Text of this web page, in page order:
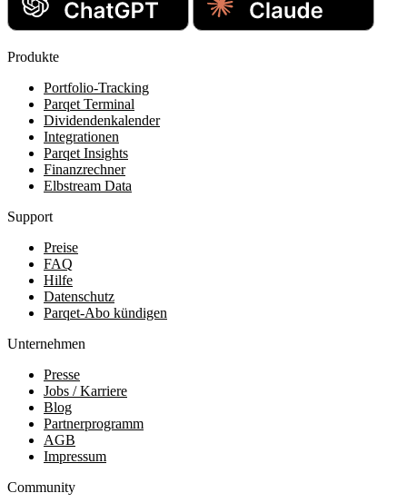
Produkte
Portfolio-Tracking
Parqet Terminal
Dividendenkalender
Integrationen
Parqet Insights
Finanzrechner
Elbstream Data
Support
Preise
FAQ
Hilfe
Datenschutz
Parqet-Abo kündigen
Unternehmen
Presse
Jobs / Karriere
Blog
Partnerprogramm
AGB
Impressum
Community